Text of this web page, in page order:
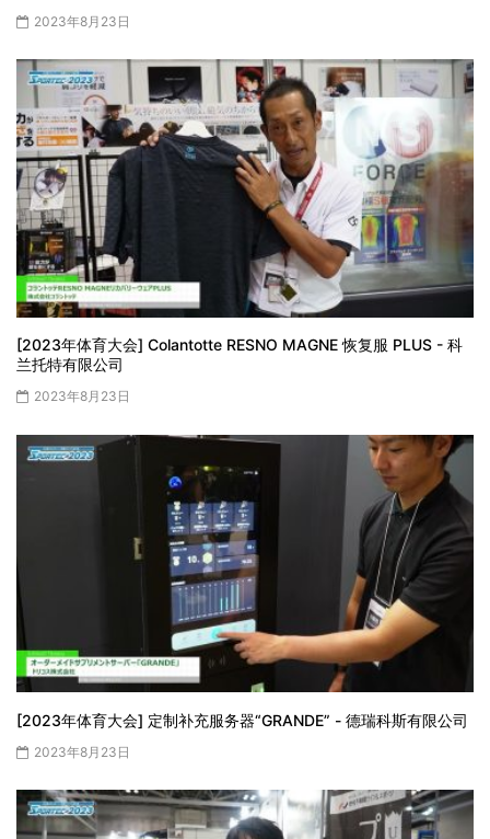
2023年8月23日
[2023年体育大会] Colantotte RESNO MAGNE 恢复服 PLUS - 科
兰托特有限公司
2023年8月23日
[2023年体育大会] 定制补充服务器“GRANDE” - 德瑞科斯有限公司
2023年8月23日